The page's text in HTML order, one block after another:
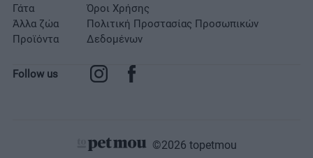
Γάτα
Άλλα ζώα
Προϊόντα
Όροι Χρήσης
Πολιτική Προστασίας Προσωπικών
Δεδομένων
Follow us
©2026 topetmou